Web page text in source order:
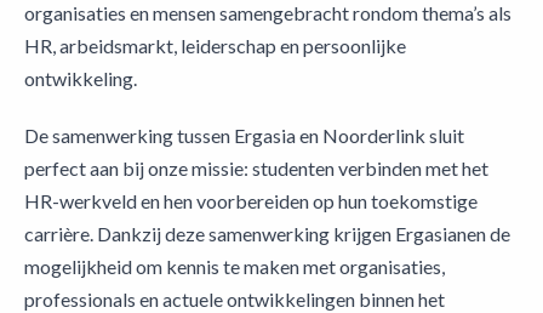
organisaties en mensen samengebracht rondom thema’s als
HR, arbeidsmarkt, leiderschap en persoonlijke
ontwikkeling.
De samenwerking tussen Ergasia en Noorderlink sluit
perfect aan bij onze missie: studenten verbinden met het
HR-werkveld en hen voorbereiden op hun toekomstige
carrière. Dankzij deze samenwerking krijgen Ergasianen de
mogelijkheid om kennis te maken met organisaties,
professionals en actuele ontwikkelingen binnen het